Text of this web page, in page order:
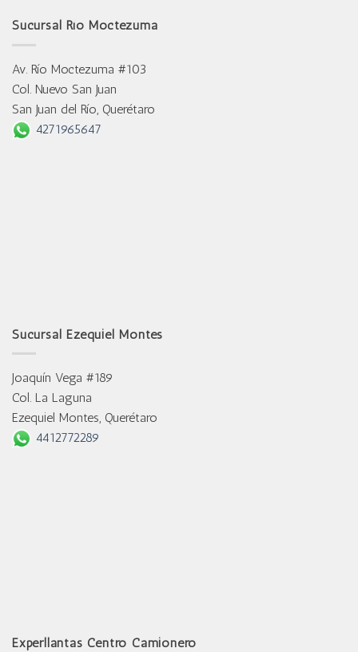
Sucursal Río Moctezuma
Av. Río Moctezuma #103
Col. Nuevo San Juan
San Juan del Río, Querétaro
4271965647
Sucursal Ezequiel Montes
Joaquín Vega #189
Col. La Laguna
Ezequiel Montes, Querétaro
4412772289
Experllantas Centro Camionero